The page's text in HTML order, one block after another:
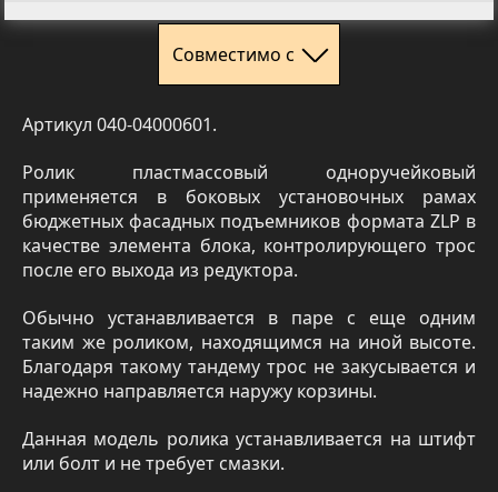
Совместимо с
Артикул 040-04000601.
Ролик пластмассовый одноручейковый
применяется в боковых установочных рамах
бюджетных фасадных подъемников формата ZLP в
качестве элемента блока, контролирующего трос
после его выхода из редуктора.
Обычно устанавливается в паре с еще одним
таким же роликом, находящимся на иной высоте.
Благодаря такому тандему трос не закусывается и
надежно направляется наружу корзины.
Данная модель ролика устанавливается на штифт
или болт и не требует смазки.